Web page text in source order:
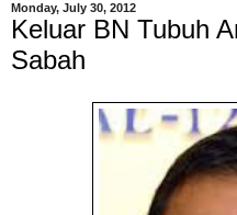
Monday, July 30, 2012
Keluar BN Tubuh
Sabah